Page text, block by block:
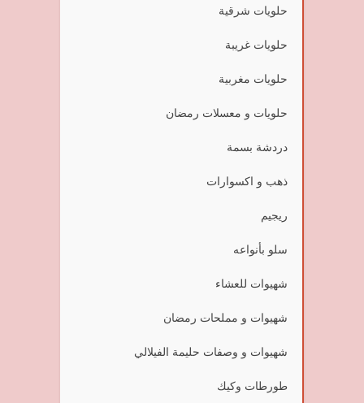
حلويات شرقية
حلويات غريبة
حلويات مغربية
حلويات و معسلات رمضان
دردشة بسمة
ذهب و اكسوارات
ريجيم
سلو بأنواعه
شهيوات للعشاء
شهيوات و مملحات رمضان
شهيوات و وصفات حليمة الفيلالي
طورطات وكيك